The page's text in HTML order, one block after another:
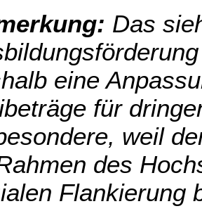
Das
eine
für
weil
des
Flankierung